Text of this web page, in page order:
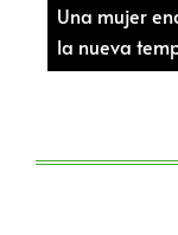
Una mujer
la nueva